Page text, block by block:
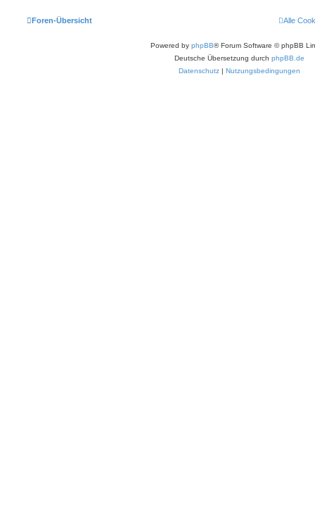
Foren-Übersicht Alle
Powered by phpBB® Forum Software © phpBB
Deutsche Übersetzung durch phpBB.de
Datenschutz | Nutzungsbedingungen